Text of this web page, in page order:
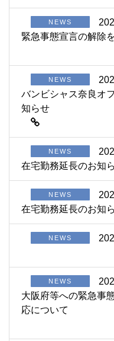
NEWS
緊急事態宣言の解除
NEWS
バンビシャス奈良オ
知らせ
NEWS
在宅勤務延長のお知
NEWS
在宅勤務延長のお知
NEWS
NEWS
大阪府等への緊急事
応について